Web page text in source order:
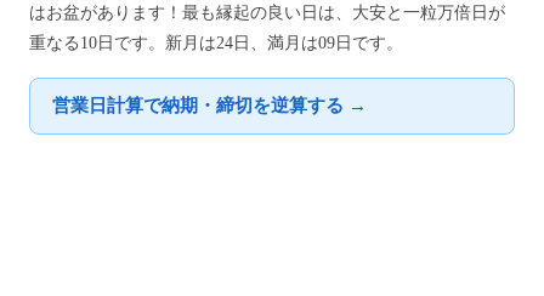
はお盆があります！最も縁起の良い日は、大安と一粒万倍日が
重なる10日です。新月は24日、満月は09日です。
営業日計算で納期・締切を逆算する →